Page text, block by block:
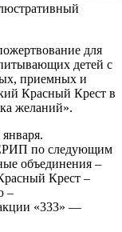
для
детей с
приемных и
Красный Крест в
желаний».
ЕРИП по следующим
объединения –
Крест –
–
«333» —